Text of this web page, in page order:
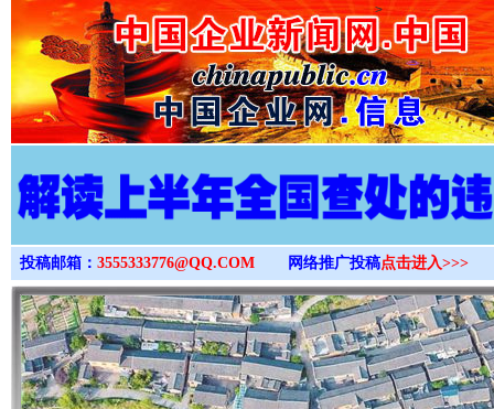
>
投稿邮箱： 3555333776@QQ.COM 网络推广投稿点击进入>>>